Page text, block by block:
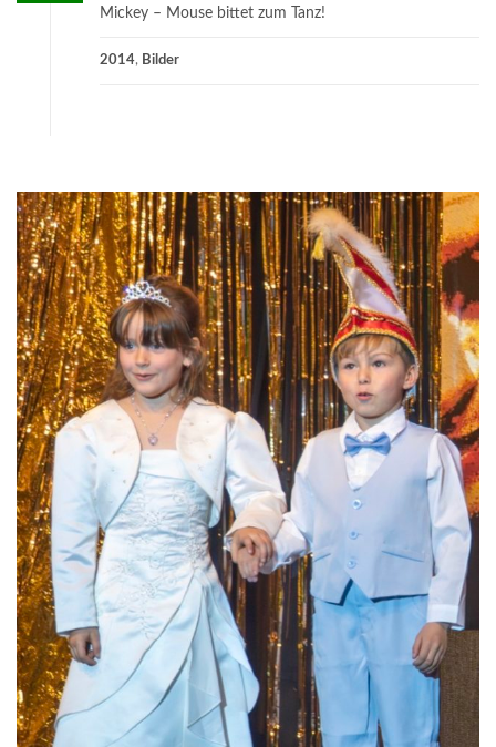
Mickey – Mouse bittet zum Tanz!
2014, Bilder